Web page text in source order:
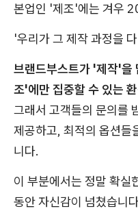
본업인 '제조'에는 겨우
'우리가 그 제작 과정을
브랜드부스트가 '제작'을
조'에만 집중할 수 있는
그래서 고객들의 문의를
제공하고, 최적의 옵션들
니다.
이 부분에서는 정말 확실
동안 자신감이 넘쳤습니